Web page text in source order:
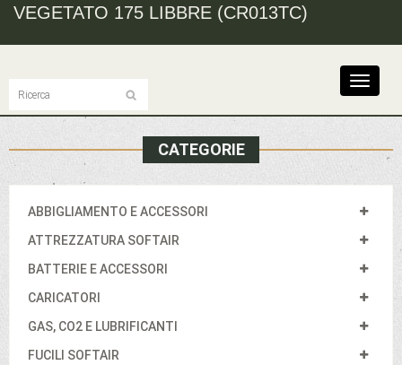
VEGETATO 175 LIBBRE (CR013TC)
Toggle
CATEGORIE
ABBIGLIAMENTO E ACCESSORI
ATTREZZATURA SOFTAIR
BATTERIE E ACCESSORI
CARICATORI
GAS, CO2 E LUBRIFICANTI
FUCILI SOFTAIR